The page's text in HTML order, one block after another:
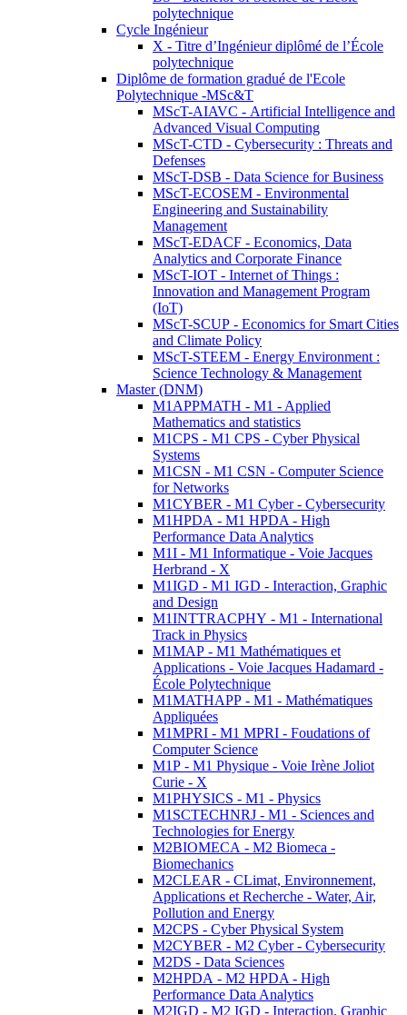
polytechnique
Cycle Ingénieur
X - Titre d’Ingénieur diplômé de l’École
polytechnique
Diplôme de formation gradué de l'Ecole
Polytechnique -MSc&T
MScT-AIAVC - Artificial Intelligence and
Advanced Visual Computing
MScT-CTD - Cybersecurity : Threats and
Defenses
MScT-DSB - Data Science for Business
MScT-ECOSEM - Environmental
Engineering and Sustainability
Management
MScT-EDACF - Economics, Data
Analytics and Corporate Finance
MScT-IOT - Internet of Things :
Innovation and Management Program
(IoT)
MScT-SCUP - Economics for Smart Cities
and Climate Policy
MScT-STEEM - Energy Environment :
Science Technology & Management
Master (DNM)
M1APPMATH - M1 - Applied
Mathematics and statistics
M1CPS - M1 CPS - Cyber Physical
Systems
M1CSN - M1 CSN - Computer Science
for Networks
M1CYBER - M1 Cyber - Cybersecurity
M1HPDA - M1 HPDA - High
Performance Data Analytics
M1I - M1 Informatique - Voie Jacques
Herbrand - X
M1IGD - M1 IGD - Interaction, Graphic
and Design
M1INTTRACPHY - M1 - International
Track in Physics
M1MAP - M1 Mathématiques et
Applications - Voie Jacques Hadamard -
École Polytechnique
M1MATHAPP - M1 - Mathématiques
Appliquées
M1MPRI - M1 MPRI - Foudations of
Computer Science
M1P - M1 Physique - Voie Irène Joliot
Curie - X
M1PHYSICS - M1 - Physics
M1SCTECHNRJ - M1 - Sciences and
Technologies for Energy
M2BIOMECA - M2 Biomeca -
Biomechanics
M2CLEAR - CLimat, Environnement,
Applications et Recherche - Water, Air,
Pollution and Energy
M2CPS - Cyber Physical System
M2CYBER - M2 Cyber - Cybersecurity
M2DS - Data Sciences
M2HPDA - M2 HPDA - High
Performance Data Analytics
M2IGD - M2 IGD - Interaction, Graphic